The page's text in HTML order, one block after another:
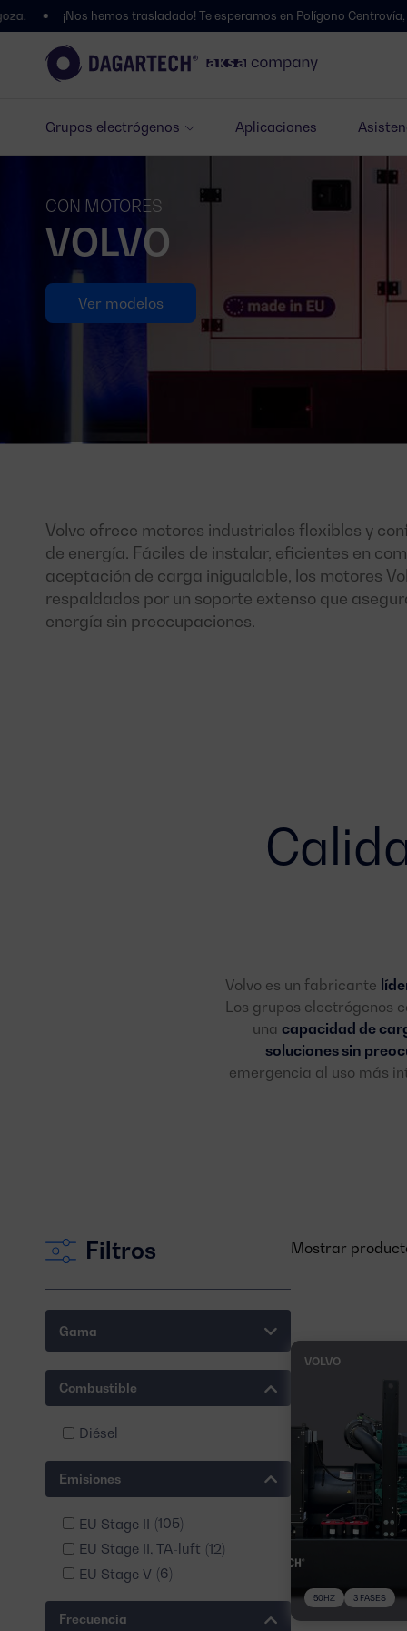
Grupos electrógenos Aplicaciones
hemos trasladado! Te esperamos en Polígono Centrovía, Calle La
CON MOTORES
VOLVO
Ver modelos
Volvo ofrece motores industriales flexibles y
de energía. Fáciles de instalar, eficientes en
aceptación de carga inigualable, los motores
respaldados por un soporte extenso que
energía sin preocupaciones.
Volvo es un fabricante
Los grupos electrógenos
una capacidad de
soluciones sin
emergencia al uso más
Filtros
Gama
Combustible
Diésel
Emisiones
EU Stage II (105)
EU Stage II, TA-luft (12)
EU Stage V (6)
Frecuencia
Mostrar
VOLVO
50HZ 3 FASES